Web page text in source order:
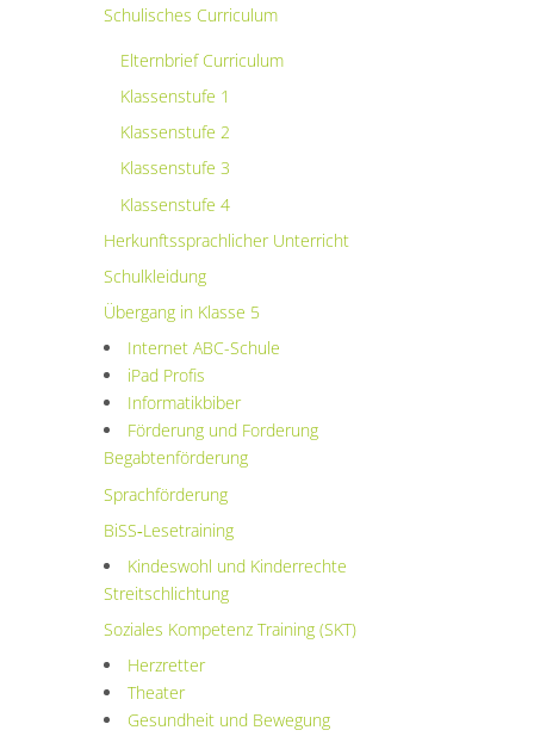
Schulisches Curriculum
Elternbrief Curriculum
Klassenstufe 1
Klassenstufe 2
Klassenstufe 3
Klassenstufe 4
Herkunftssprachlicher Unterricht
Schulkleidung
Übergang in Klasse 5
Internet ABC-Schule
iPad Profis
Informatikbiber
Förderung und Forderung
Begabtenförderung
Sprachförderung
BiSS‑Lesetraining
Kindeswohl und Kinderrechte
Streitschlichtung
Soziales Kompetenz Training (SKT)
Herzretter
Theater
Gesundheit und Bewegung